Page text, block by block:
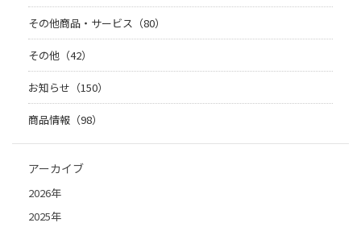
その他商品・サービス（80）
その他（42）
お知らせ（150）
商品情報（98）
アーカイブ
2026年
2025年